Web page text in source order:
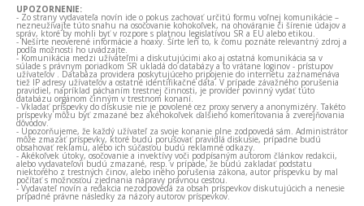
UPOZORNENIE:
- Zo strany vydavateľa novín ide o pokus zachovať určitú formu voľnej komunikácie –
nezneužívajte túto snahu na osočovanie kohokoľvek, na ohováranie či šírenie údajov a
správ, ktoré by mohli byť v rozpore s platnou legislatívou SR a EÚ alebo etikou.
- Nešírte neoverené informácie a hoaxy. Šírte len to, k čomu poznáte relevantný zdroj a
podľa možnosti ho uvádzajte.
- Komunikácia medzi užívateľmi a diskutujúcimi ako aj ostatná komunikácia sa v
súlade s právnym poriadkom SR ukladá do databázy a to vrátane loginov - prístupov
užívateľov . Databáza providera poskytujúceho pripojenie do internetu zaznamenáva
tiež IP adresy užívateľov a ostatné identifikačné dáta. V prípade závažného porušenia
pravidiel, napríklad páchaním trestnej činnosti, je provider povinný vydať túto
databázu orgánom činným v trestnom konaní.
- Vkladať príspevky do diskusie nie je povolené cez proxy servery a anonymizéry. Takéto
príspevky môžu byť zmazané bez akéhokoľvek ďalšieho komentovania a zverejňovania
dôvodov.
- Upozorňujeme, že každý užívateľ za svoje konanie plne zodpovedá sám. Administrátor
môže zmazať príspevky, ktoré budú porušovať pravidlá diskusie, prípadne budú
obsahovať reklamu, alebo ich súčasťou budú reklamné odkazy.
- Akékoľvek útoky, osočovanie a invektívy voči podpísaným autorom článkov redakcii,
alebo vydavateľovi budú zmazané, resp. v prípade, že budú zakladať podstatu
niektorého z trestných činov, alebo iného porušenia zákona, autor príspevku by mal
počítať s možnosťou zjednania nápravy právnou cestou.
- Vydavateľ novín a redakcia nezodpovedá za obsah príspevkov diskutujúcich a nenesie
prípadné právne následky za názory autorov príspevkov.